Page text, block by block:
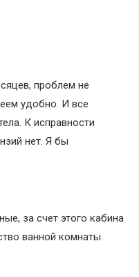
проблем не
удобно. И все
К исправности
нет. Я бы
за счет этого кабина
ванной комнаты.